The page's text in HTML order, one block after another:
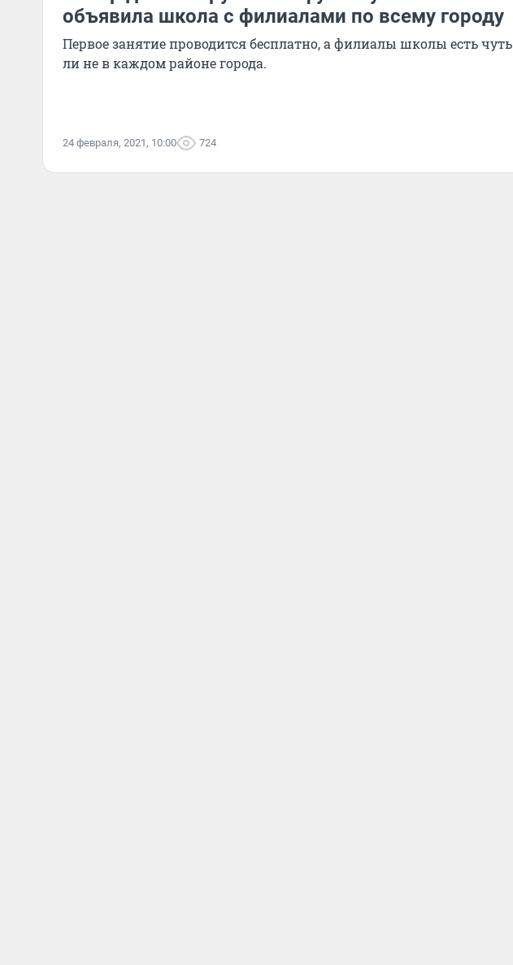
объявила школа с филиалами по всему городу
Первое занятие проводится бесплатно, а филиалы школы есть чуть
ли не в каждом районе города.
24 февраля, 2021, 10:00 724